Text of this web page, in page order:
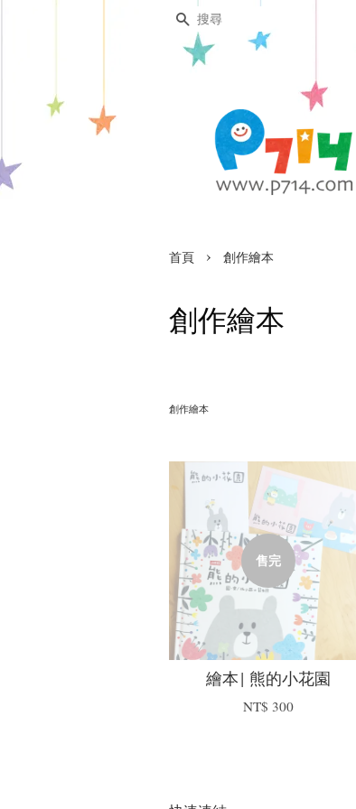
搜尋
首頁 › 創作繪本
創作繪本
創作繪本
售完
繪本| 熊的小花園
NT$ 300